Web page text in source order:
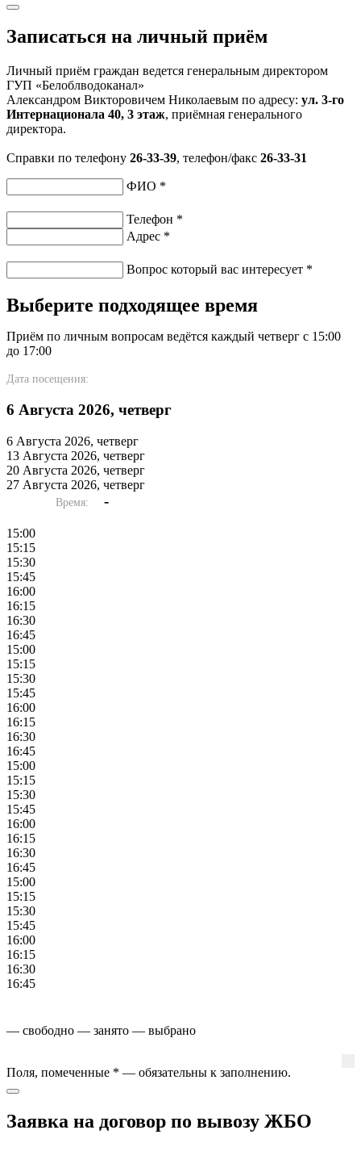
Записаться на личный приём
Личный приём граждан ведется генеральным директором
ГУП «Белоблводоканал»
Александром Викторовичем Николаевым по адресу: ул. 3-го
Интернационала 40, 3 этаж, приёмная генерального
директора.
Справки по телефону 26-33-39, телефон/факс 26-33-31
ФИО *
Телефон *
Адрес *
Вопрос который вас интересует *
Выберите подходящее время
Приём по личным вопросам ведётся каждый четверг с 15:00
до 17:00
Дата посещения:
6 Августа 2026, четверг
6 Августа 2026, четверг
13 Августа 2026, четверг
20 Августа 2026, четверг
27 Августа 2026, четверг
Время: -
15:00
15:15
15:30
15:45
16:00
16:15
16:30
16:45
15:00
15:15
15:30
15:45
16:00
16:15
16:30
16:45
15:00
15:15
15:30
15:45
16:00
16:15
16:30
16:45
15:00
15:15
15:30
15:45
16:00
16:15
16:30
16:45
— свободно — занято — выбрано
Поля, помеченные * — обязательны к заполнению.
Заявка на договор по вывозу ЖБО